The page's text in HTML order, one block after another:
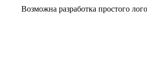
Возможна разработка простого